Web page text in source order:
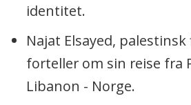
identitet.
Najat Elsayed,
forteller om sin reise fra
Libanon - Norge.